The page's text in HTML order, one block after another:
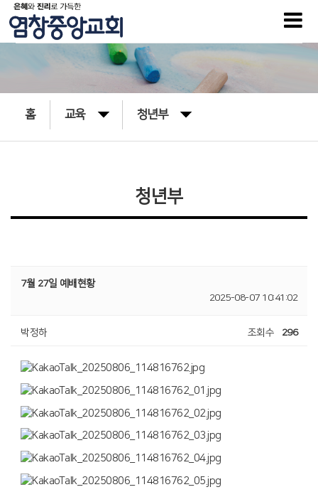
홈 교육 청년부
청년부
7월 27일 예배현황
2025-08-07 10:41:02
박정하 조회수 296